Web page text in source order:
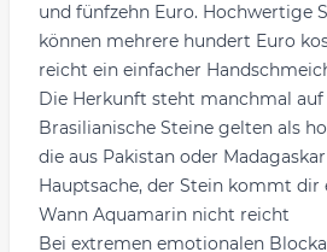
und fünfzehn Euro. Hochwertige
können mehrere hundert Euro
reicht ein einfacher
Die Herkunft steht manchmal
Brasilianische Steine gelten als
die aus Pakistan oder
Hauptsache, der Stein kommt dir
Wann Aquamarin nicht reicht
Bei extremen emotionalen